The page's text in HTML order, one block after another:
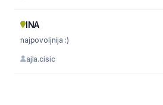
INA
najpovoljnija :)
ajla.cisic